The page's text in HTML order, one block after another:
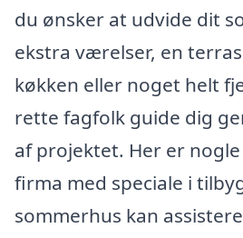
du ønsker at udvide dit
ekstra værelser, en
køkken eller noget helt
rette fagfolk guide dig
af projektet. Her er
firma med speciale i
sommerhus kan